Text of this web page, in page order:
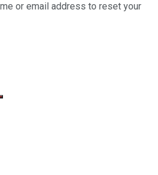
or email address to reset your